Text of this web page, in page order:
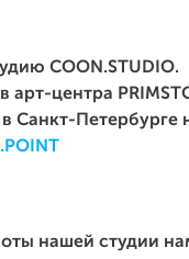
COON.STUDIO.
арт-центра
Санкт-Петербурге
нашей студии